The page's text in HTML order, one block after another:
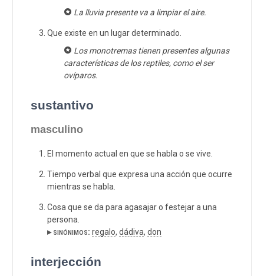
La lluvia presente va a limpiar el aire.
Que existe en un lugar determinado.
Los monotremas tienen presentes algunas
características de los reptiles, como el ser
ovíparos.
sustantivo
masculino
El momento actual en que se habla o se vive.
Tiempo verbal que expresa una acción que ocurre
mientras se habla.
Cosa que se da para agasajar o festejar a una
persona.
▸ sinónimos: regalo, dádiva, don
interjección